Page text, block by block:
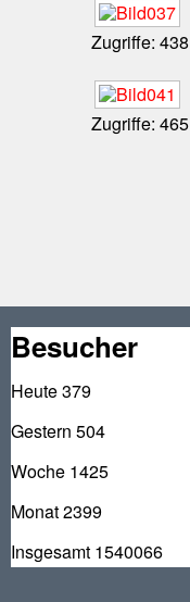
Zugriffe: 438
Zugriffe: 465
Besucher
Heute379
Gestern 504
Woche 1425
Monat2399
Insgesamt 1540066